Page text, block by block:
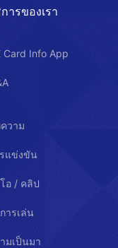
ารของเรา
Card Info App
วาม
แข่งขัน
อ / คลิป
ารเล่น
มเป็นมา